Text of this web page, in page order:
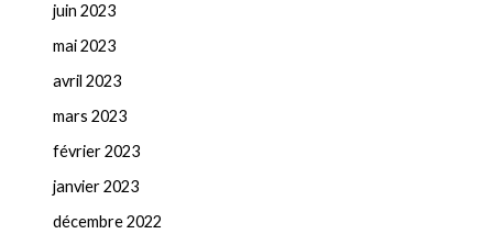
juin 2023
mai 2023
avril 2023
mars 2023
février 2023
janvier 2023
décembre 2022